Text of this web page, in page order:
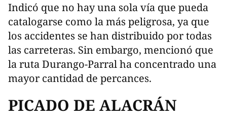
Indicó que no hay una sola vía que pueda
catalogarse como la más peligrosa, ya que
los accidentes se han distribuido por todas
las carreteras. Sin embargo, mencionó que
la ruta Durango-Parral ha concentrado una
mayor cantidad de percances.
PICADO DE ALACRÁN